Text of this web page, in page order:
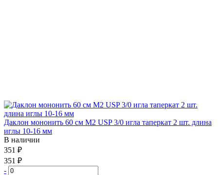
Даклон мононить 60 см М2 USP 3/0 игла таперкат 2 шт. длина
иглы 10-16 мм
В наличии
351 ₽
351 ₽
-